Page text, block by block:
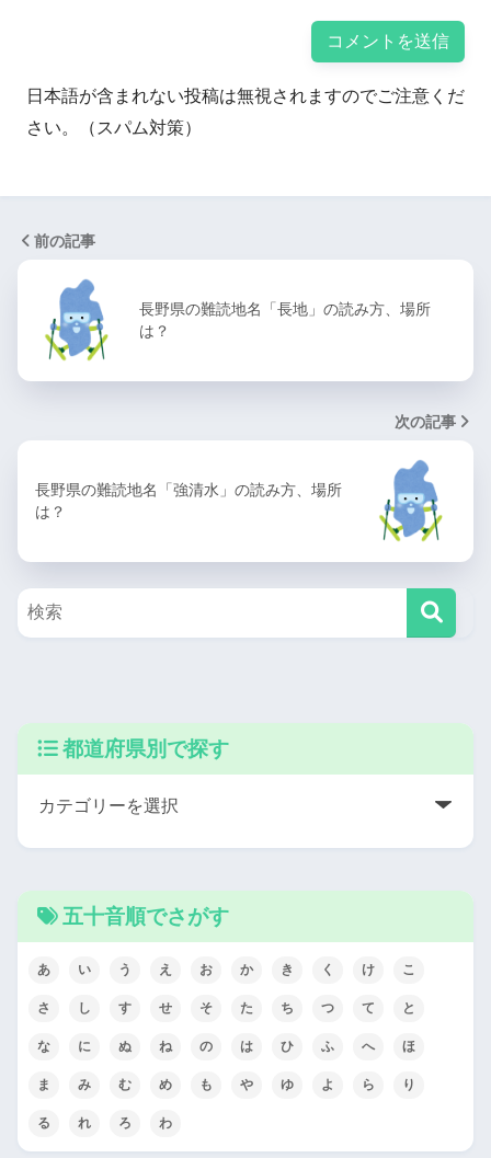
日本語が含まれない投稿は無視されますのでご注意くだ
さい。（スパム対策）
前の記事
長野県の難読地名「長地」の読み方、場所
は？
次の記事
長野県の難読地名「強清水」の読み方、場所
は？
都道府県別で探す
五十音順でさがす
あ い う え お か き く け こ
さ し す せ そ た ち つ て と
な に ぬ ね の は ひ ふ へ ほ
ま み む め も や ゆ よ ら り
る れ ろ わ